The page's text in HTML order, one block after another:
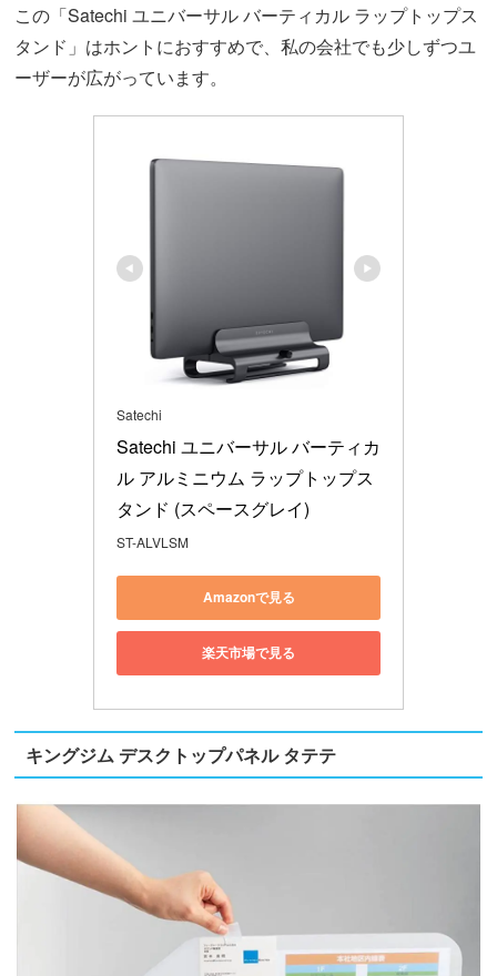
この「Satechi ユニバーサル バーティカル ラップトップス
タンド」はホントにおすすめで、私の会社でも少しずつユ
ーザーが広がっています。
Satechi
Satechi ユニバーサル バーティカ
ル アルミニウム ラップトップス
タンド (スペースグレイ)
ST-ALVLSM
Amazonで見る
楽天市場で見る
キングジム デスクトップパネル タテテ